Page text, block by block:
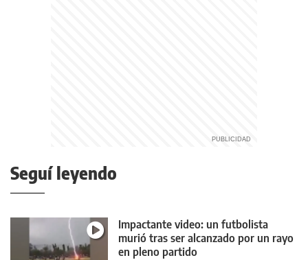
Seguí leyendo
Impactante video: un futbolista
murió tras ser alcanzado por un rayo
en pleno partido